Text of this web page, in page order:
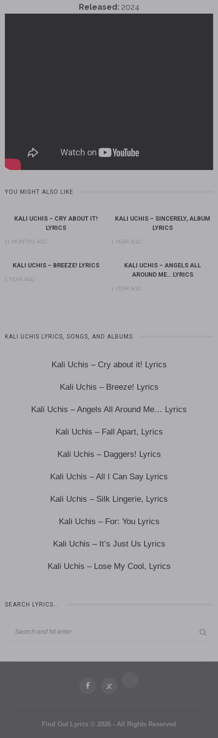
Released: 2024
YOU MIGHT ALSO LIKE
KALI UCHIS – CRY ABOUT IT!
LYRICS
11 MONTHS AGO
KALI UCHIS – SINCERELY, ALBUM
LYRICS
1 YEAR AGO
KALI UCHIS – BREEZE! LYRICS
1 YEAR AGO
KALI UCHIS – ANGELS ALL
AROUND ME… LYRICS
1 YEAR AGO
KALI UCHIS LYRICS, SONGS, AND ALBUMS
Kali Uchis – Cry about it! Lyrics
Kali Uchis – Breeze! Lyrics
Kali Uchis – Angels All Around Me… Lyrics
Kali Uchis – Fall Apart, Lyrics
Kali Uchis – Daggers! Lyrics
Kali Uchis – All I Can Say Lyrics
Kali Uchis – Silk Lingerie, Lyrics
Kali Uchis – For: You Lyrics
Kali Uchis – It’s Just Us Lyrics
Kali Uchis – Lose My Cool, Lyrics
SEARCH LYRICS…
Find Out Lyrics © 2026 - All Rights Reserved